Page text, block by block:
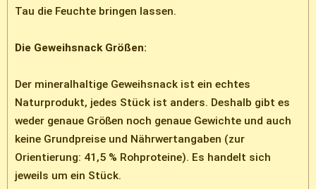
Tau die Feuchte bringen lassen.
Die Geweihsnack Größen:
Der mineralhaltige Geweihsnack ist ein echtes
Naturprodukt, jedes Stück ist anders. Deshalb gibt es
weder genaue Größen noch genaue Gewichte und auch
keine Grundpreise und Nährwertangaben (zur
Orientierung: 41,5 % Rohproteine). Es handelt sich
jeweils um ein Stück.